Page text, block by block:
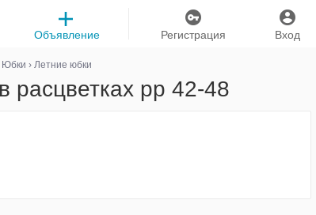
Вход
Регистрация
Объявление
Юбки › Летние юбки
расцветках рр 42-48